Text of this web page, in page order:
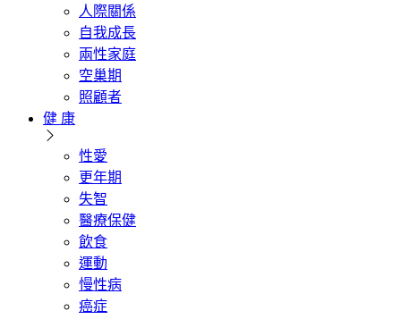
人際關係
自我成長
兩性家庭
空巢期
照顧者
健 康
性愛
更年期
失智
醫療保健
飲食
運動
慢性病
癌症